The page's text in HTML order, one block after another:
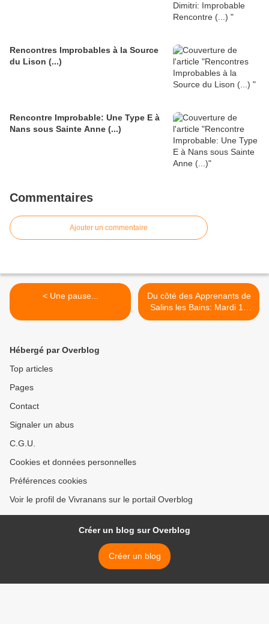
Rencontres Improbables à la Source
du Lison (...)
Rencontre Improbable: Une Type E à
Nans sous Sainte Anne (...)
Commentaires
Ajouter un commentaire
< Une pause...
Du côté des Apprenants de
Salins les Bains: Mardi 19
Avril 2022 (...) >
Hébergé par Overblog
Top articles
Pages
Contact
Signaler un abus
C.G.U.
Cookies et données personnelles
Préférences cookies
Voir le profil de Vivranans sur le portail Overblog
Créer un blog sur Overblog
Créer un blog